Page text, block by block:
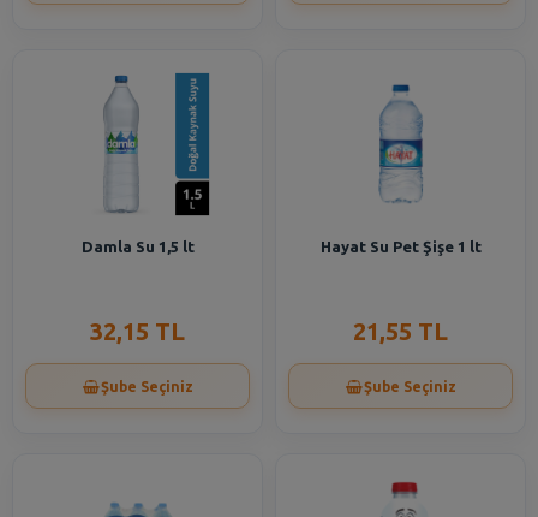
Damla Su 1,5 lt
32,15 TL
Şube Seçiniz
Hayat Su Pet Şişe 1 lt
21,55 TL
Şube Seçiniz